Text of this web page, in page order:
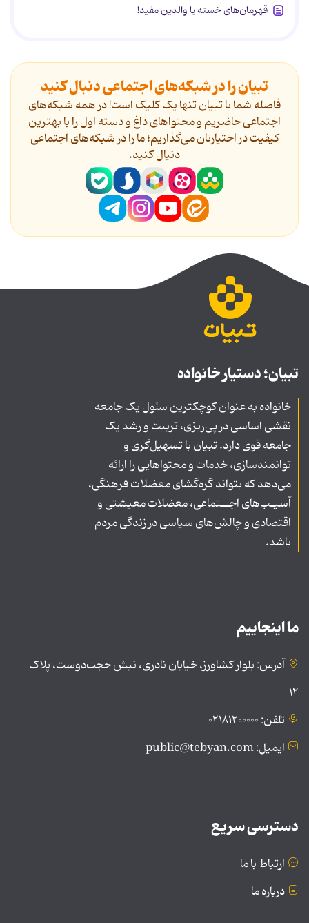
قهرمان‌های خسته یا والدین مفید!
تبیان را در شبکه‌های اجتماعی دنبال کنید
فاصله شما با تبیان تنها یک کلیک است! در همه شبکه‌های
اجتماعی حاضریم و محتواهای داغ و دسته اول را با بهترین
کیفیت در اختیارتان می‌گذاریم؛ ما را در شبکه‌های اجتماعی
دنیال کنید.
تبیان؛ دستیار خانواده
خانواده به عنوان کوچکترین سلول یک جامعه
نقشی اساسی در پی‌ریزی، تربیت و رشد یک
جامعه قوی دارد. تبیان با تسهیل‌گری و
توانمندسازی، خدمات و محتواهایی را ارائه
می‌دهد که بتواند گره‌گشای معضلات فرهنگی،
آسیـب‌های اجــتماعی، معضلات معیشتی و
اقتصادی و چالش‌های سیاسی در زندگی مردم
باشد.
ما اینجاییم
آدرس: بلوار کشاورز، خیابان نادری، نبش حجت‌دوست، پلاک
۱۲
تلفن: ۰۲۱۸۱۲۰۰۰۰۰
ایمیل: public@tebyan.com
دسترسی سریع
ارتباط با ما
درباره ما